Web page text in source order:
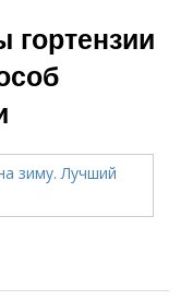
гортензии